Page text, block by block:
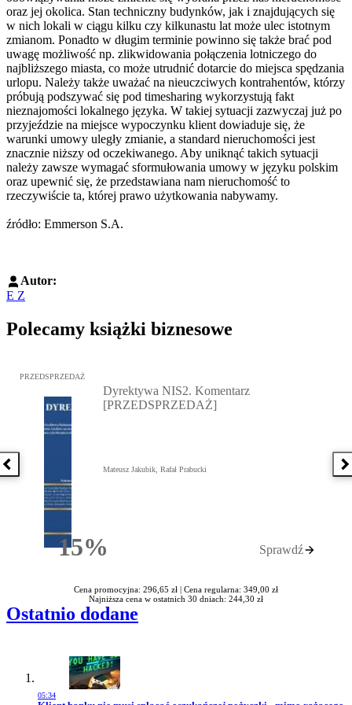
oraz jej okolica. Stan techniczny budynków, jak i znajdujących się
w nich lokali w ciągu kilku czy kilkunastu lat może ulec istotnym
zmianom. Ponadto w długim terminie powinno się także brać pod
uwagę możliwość np. zlikwidowania połączenia lotniczego do
najbliższego miasta, co może utrudnić dotarcie do miejsca spędzania
urlopu. Należy także uważać na nieuczciwych kontrahentów, którzy
próbują podszywać się pod timesharing wykorzystują fakt
nieznajomości lokalnego języka. W takiej sytuacji zazwyczaj już po
przyjeździe na miejsce wypoczynku klient dowiaduje się, że
warunki umowy uległy zmianie, a standard nieruchomości jest
znacznie niższy od oczekiwanego. Aby uniknąć takich sytuacji
należy zawsze wymagać sformułowania umowy w języku polskim
oraz upewnić się, że przedstawiana nam nieruchomość to
rzeczywiście ta, której prawo użytkowania nabywamy.
źródło: Emmerson S.A.
Autor:
E Z
Polecamy książki biznesowe
Poprzednia książka
Przejdź do: Dyrektywa NIS2. Komentarz [PRZEDSPRZEDAŻ],
PRZEDSPRZEDAŻ
15%Rabatu
Dyrektywa NIS2. Komentarz
[PRZEDSPRZEDAŻ]
Mateusz Jakubik, Rafał Prabucki
Sprawdź
Cena promocyjna: 296,65 zł | Cena regularna: 349,00 zł
Najniższa cena w ostatnich 30 dniach: 244,30 zł
Ostatnio dodane
05:34